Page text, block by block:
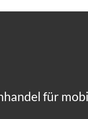
für